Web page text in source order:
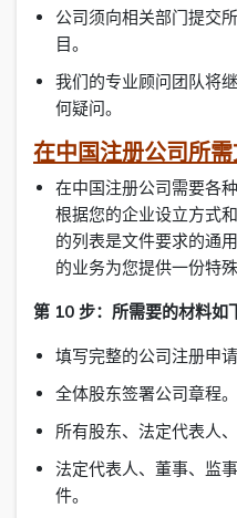
公司须向相关部门提交
目。
我们的专业顾问团队将
何疑问。
在中国注册公司所
在中国注册公司需要各
根据您的企业设立方式
的列表是文件要求的通
的业务为您提供一份特
第 10 步：所需要的材料如
填写完整的公司注册申
全体股东签署公司章程。
所有股东、法定代表人
法定代表人、董事、监
件。